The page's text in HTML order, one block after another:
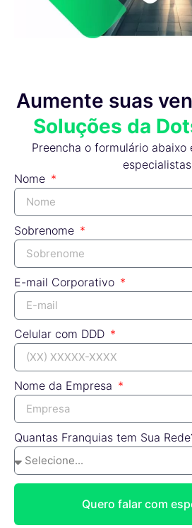
Aumente suas
Soluções da
Preencha o formulário abaixo
Nome
Sobrenome
E-mail Corporativo
Celular com DDD
Nome da Empresa
Quantas Franquias tem Sua
Quero falar com